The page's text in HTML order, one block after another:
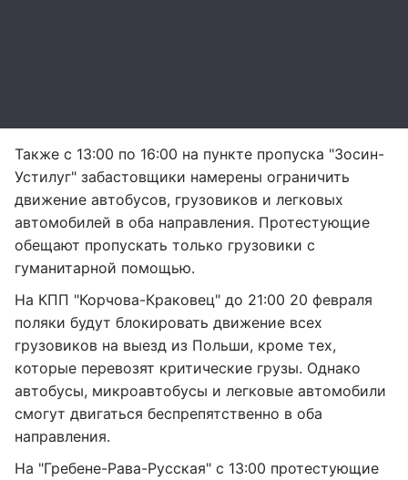
Также с 13:00 по 16:00 на пункте пропуска "Зосин-
Устилуг" забастовщики намерены ограничить
движение автобусов, грузовиков и легковых
автомобилей в оба направления. Протестующие
обещают пропускать только грузовики с
гуманитарной помощью.
На КПП "Корчова-Краковец" до 21:00 20 февраля
поляки будут блокировать движение всех
грузовиков на выезд из Польши, кроме тех,
которые перевозят критические грузы. Однако
автобусы, микроавтобусы и легковые автомобили
смогут двигаться беспрепятственно в оба
направления.
На "Гребене-Рава-Русская" с 13:00 протестующие